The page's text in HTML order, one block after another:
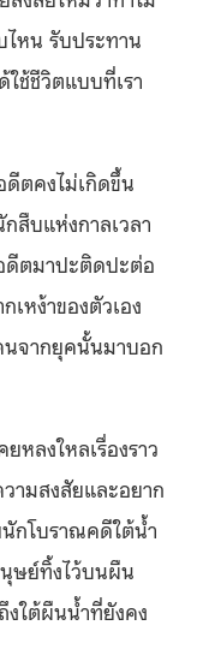
ไหน รับประทาน
ใช้ชีวิตแบบที่เรา
ดีตคงไม่เกิดขึ้น
สืบแห่งกาลเวลา
ดีตมาปะติดปะต่อ
เหง้าของตัวเอง
จากยุคนั้นมาบอก
หลงใหลเรื่องราว
ามสงสัยและอยาก
กโบราณคดีใต้น้ำ
นุษย์ทิ้งไว้บนผืน
ใต้ผืนน้ำที่ยังคง